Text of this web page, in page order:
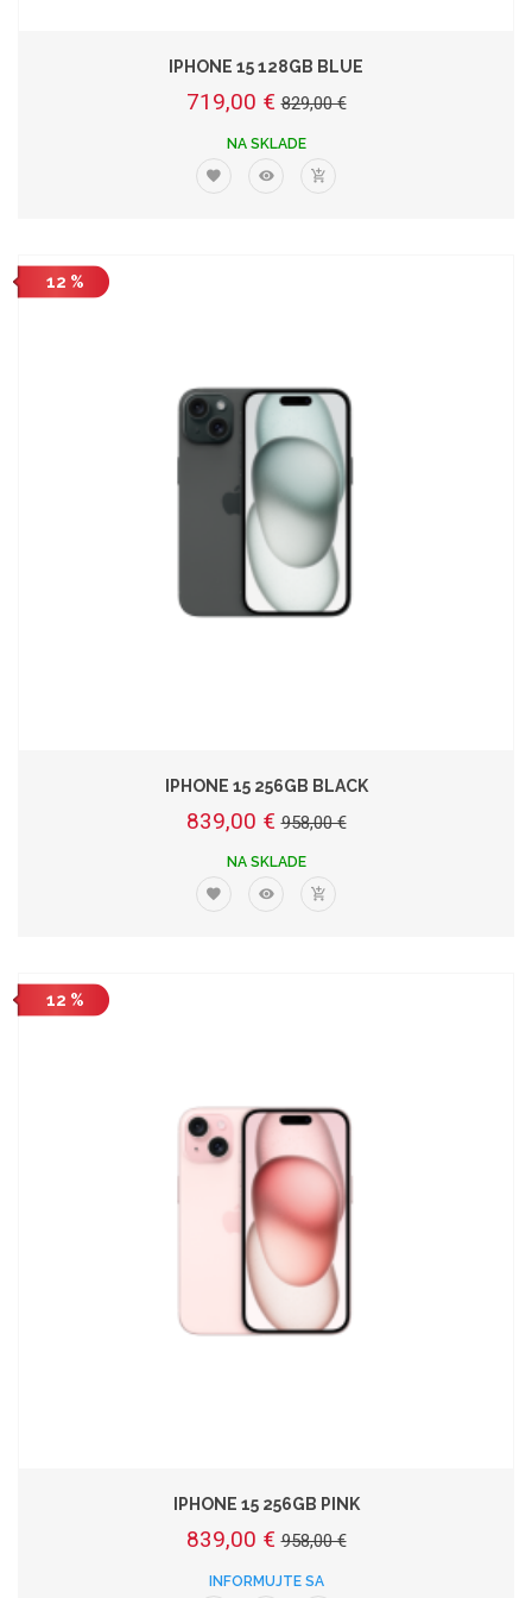
IPHONE 15 128GB BLUE
719,00 € 829,00 €
NA SKLADE
12 %
IPHONE 15 256GB BLACK
839,00 € 958,00 €
NA SKLADE
12 %
IPHONE 15 256GB PINK
839,00 € 958,00 €
INFORMUJTE SA